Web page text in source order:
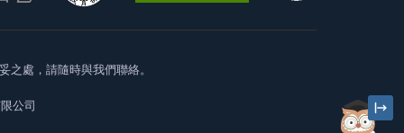
之處，請隨時與我們聯絡。
公司